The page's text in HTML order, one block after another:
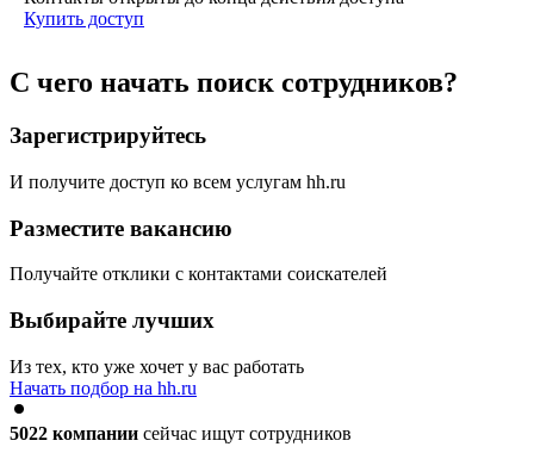
Купить доступ
С чего начать поиск сотрудников?
Зарегистрируйтесь
И получите доступ ко всем услугам hh.ru
Разместите вакансию
Получайте отклики с контактами соискателей
Выбирайте лучших
Из тех, кто уже хочет у вас работать
Начать подбор на hh.ru
5022 компании сейчас ищут сотрудников